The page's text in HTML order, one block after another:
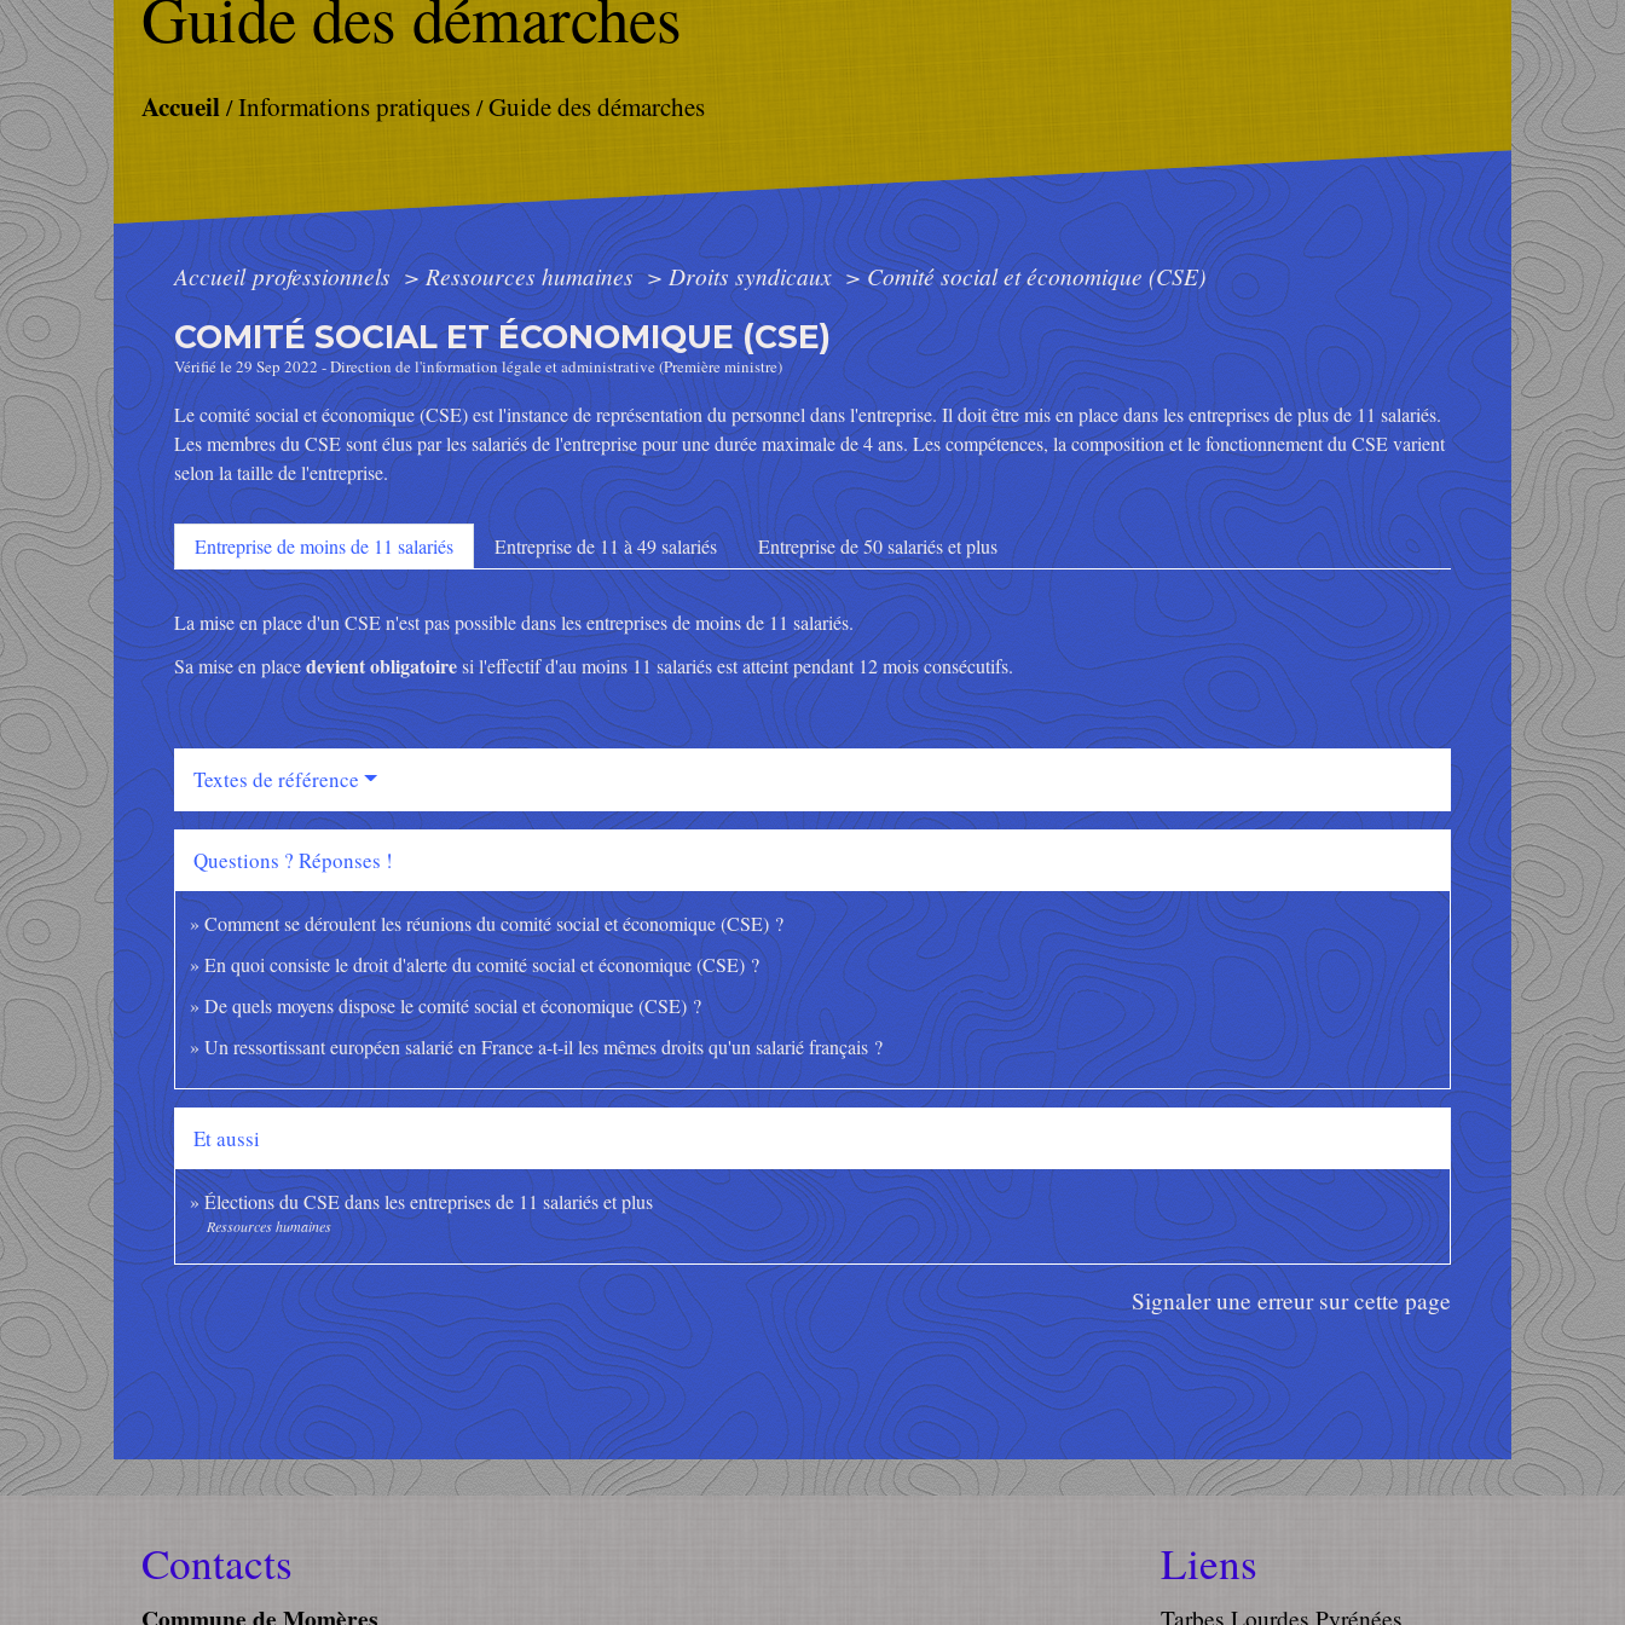
Guide des démarches
Accueil/Informations pratiques/Guide des démarches
Accueil professionnels>Ressources humaines> Droits syndicaux>Comité social et économique (CSE)
COMITÉ SOCIAL ET ÉCONOMIQUE (CSE)
Vérifié le 29 Sep 2022 - Direction de l'information légale et administrative (Première ministre)
Le comité social et économique (CSE) est l'instance de représentation du personnel dans l'entreprise. Il doit être mis en place dans les entreprises de plus de 11 salariés.
Les membres du CSE sont élus par les salariés de l'entreprise pour une durée maximale de 4 ans. Les compétences, la composition et le fonctionnement du CSE varient
selon la taille de l'entreprise.
Entreprise de moins de 11 salariés Entreprise de 11 à 49 salariés Entreprise de 50 salariés et plus
La mise en place d'un CSE n'est pas possible dans les entreprises de moins de 11 salariés.
Sa mise en placedevient obligatoiresi l'effectif d'au moins 11 salariés est atteint pendant 12 mois consécutifs.
Textes de référence
Questions ? Réponses !
Comment se déroulent les réunions du comité social et économique (CSE) ?
En quoi consiste le droit d'alerte du comité social et économique (CSE) ?
De quels moyens dispose le comité social et économique (CSE) ?
Un ressortissant européen salarié en France a-t-il les mêmes droits qu'un salarié français ?
Et aussi
Élections du CSE dans les entreprises de 11 salariés et plus
Ressources humaines
Signaler une erreur sur cette page
Contacts Liens
Tarbes Lourdes Pyrénées